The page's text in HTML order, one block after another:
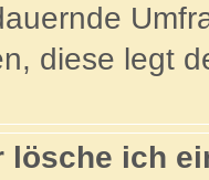
diese legt
lösche ich